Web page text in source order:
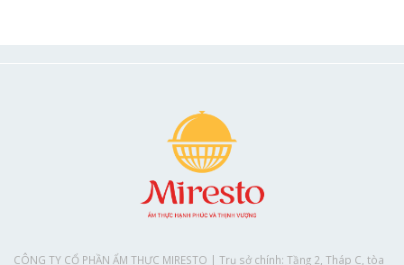
CÔNG TY CỔ PHẦN ẨM THỰC MIRESTO | Trụ sở chính: Tầng 2, Tháp C, tòa